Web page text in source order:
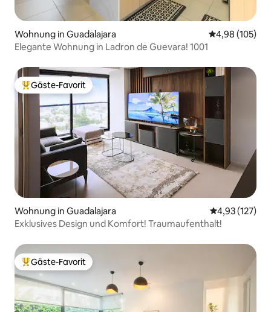
Wohnung in Guadalajara
4,98 (105)
Elegante Wohnung in Ladron de Guevara! 1001
Beliebter Gäste-Favorit.
Gäste-Favorit
Wohnung in Guadalajara
4,93 (127)
Exklusives Design und Komfort! Traumaufenthalt!
Beliebter Gäste-Favorit.
Gäste-Favorit